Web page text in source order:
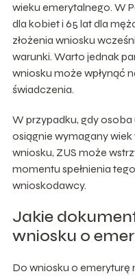
wieku emerytalnego. W
dla kobiet i 65 lat dla
złożenia wniosku
warunki. Warto jednak
wniosku może wpłynąć
świadczenia.
W przypadku, gdy
osiągnie wymagany wiek
wniosku, ZUS może
momentu spełnienia
wnioskodawcy.
Jakie
wniosku o
Do wniosku o emeryturę